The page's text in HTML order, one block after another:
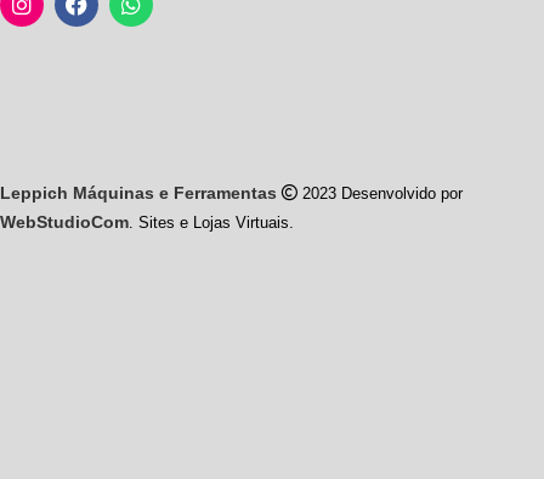
Leppich Máquinas e Ferramentas 2023 Desenvolvido por
WebStudioCom. Sites e Lojas Virtuais.